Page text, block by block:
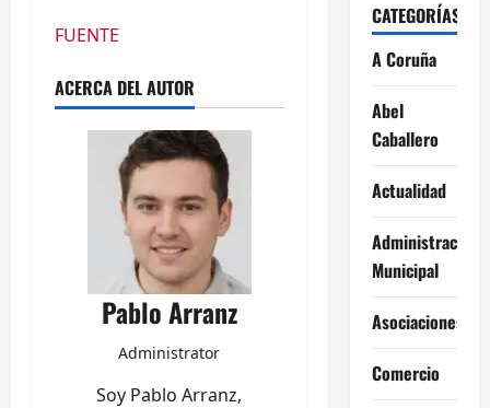
FUENTE
ACERCA DEL AUTOR
Pablo Arranz
Administrator
Soy Pablo Arranz,
CATEGORÍAS
A Coruña
Abel
Caballero
Actualidad
Administración
Municipal
Asociaciones
Comercio